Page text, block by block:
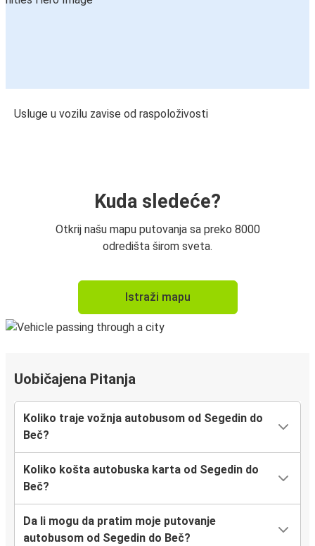
Usluge u vozilu zavise od raspoloživosti
Kuda sledeće?
Otkrij našu mapu putovanja sa preko 8000
odredišta širom sveta.
Istraži mapu
Uobičajena Pitanja
Koliko traje vožnja autobusom od Segedin do
Beč?
Koliko košta autobuska karta od Segedin do
Beč?
Da li mogu da pratim moje putovanje
autobusom od Segedin do Beč?